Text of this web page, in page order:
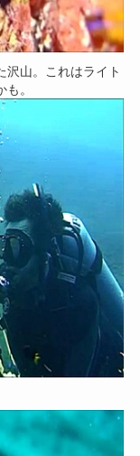
沢山。これはライト
。